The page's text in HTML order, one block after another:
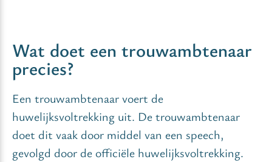
Wat doet een trouwambtenaar
precies?
Een trouwambtenaar voert de
huwelijksvoltrekking uit. De trouwambtenaar
doet dit vaak door middel van een speech,
gevolgd door de officiële huwelijksvoltrekking.